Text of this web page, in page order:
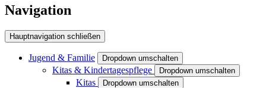
Navigation
Hauptnavigation schließen
Jugend & Familie Dropdown umschalten
Kitas & Kindertagespflege Dropdown umschalten
Kitas Dropdown umschalten